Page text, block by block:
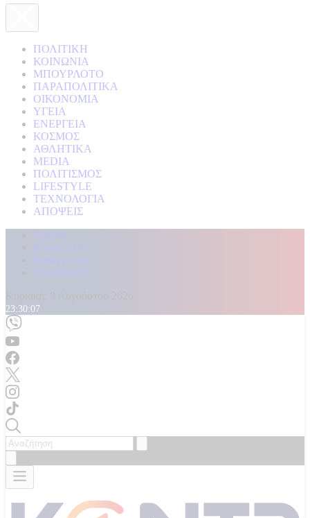
ΠΟΛΙΤΙΚΗ
ΚΟΙΝΩΝΙΑ
ΜΠΟΥΡΛΟΤΟ
ΠΑΡΑΠΟΛΙΤΙΚΑ
ΟΙΚΟΝΟΜΙΑ
ΥΓΕΙΑ
ΕΝΕΡΓΕΙΑ
ΚΟΣΜΟΣ
ΑΘΛΗΤΙΚΑ
MEDIA
ΠΟΛΙΤΙΣΜΟΣ
LIFESTYLE
ΤΕΧΝΟΛΟΓΙΑ
ΑΠΟΨΕΙΣ
Αρχική
Kontra Live
Καταγγελίες
Επικοινωνία
23:30:10